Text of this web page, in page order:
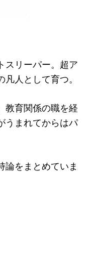
スリーパー。超ア
人として育つ。
教育関係の職を経
うまれてからはパ
論をまとめていま